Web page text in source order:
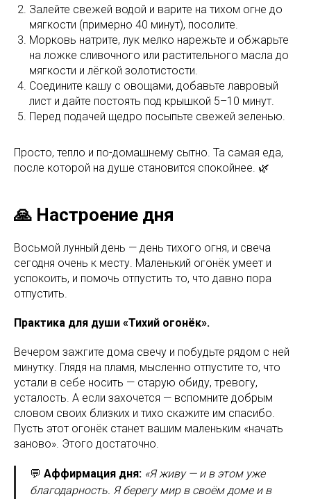
Залейте свежей водой и варите на тихом огне до
мягкости (примерно 40 минут), посолите.
Морковь натрите, лук мелко нарежьте и обжарьте
на ложке сливочного или растительного масла до
мягкости и лёгкой золотистости.
Соедините кашу с овощами, добавьте лавровый
лист и дайте постоять под крышкой 5–10 минут.
Перед подачей щедро посыпьте свежей зеленью.
Просто, тепло и по-домашнему сытно. Та самая еда,
после которой на душе становится спокойнее. 🌿
🙏 Настроение дня
Восьмой лунный день — день тихого огня, и свеча
сегодня очень к месту. Маленький огонёк умеет и
успокоить, и помочь отпустить то, что давно пора
отпустить.
Практика для души «Тихий огонёк».
Вечером зажгите дома свечу и побудьте рядом с ней
минутку. Глядя на пламя, мысленно отпустите то, что
устали в себе носить — старую обиду, тревогу,
усталость. А если захочется — вспомните добрым
словом своих близких и тихо скажите им спасибо.
Пусть этот огонёк станет вашим маленьким «начать
заново». Этого достаточно.
💬 Аффирмация дня: «Я живу — и в этом уже
благодарность. Я берегу мир в своём доме и в